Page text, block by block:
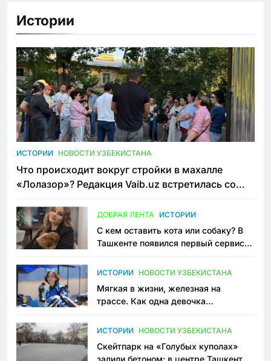
Истории
ИСТОРИИ НОВОСТИ УЗБЕКИСТАНА
Что происходит вокруг стройки в махалле
«Лолазор»? Редакция Vaib.uz встретилась со
ДОБРАЯ ЛЕНТА ИСТОРИИ
С кем оставить кота или собаку? В
Ташкенте появился первый сервис
ИСТОРИИ НОВОСТИ УЗБЕКИСТАНА
Мягкая в жизни, железная на
трассе. Как одна девочка
Узбекистане
ИСТОРИИ НОВОСТИ УЗБЕКИСТАНА
Скейтпарк на «Голубых куполах»